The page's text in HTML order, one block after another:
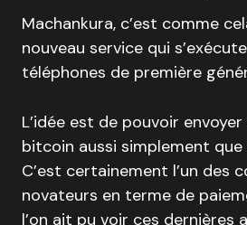
Machankura, c’est comme
nouveau service qui
téléphones de première
L’idée est de pouvoir
bitcoin aussi simplement que
C’est certainement l’un des
novateurs en terme de
l’on ait pu voir ces dernières